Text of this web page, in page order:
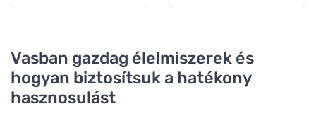
Vasban gazdag élelmiszerek és
hogyan biztosítsuk a hatékony
hasznosulást